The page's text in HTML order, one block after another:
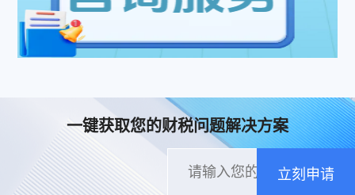
一键获取您的财税问题解决方案
立刻申请